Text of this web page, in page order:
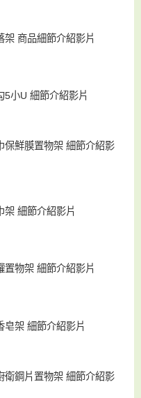
架 商品細節介紹影片
5小U 細節介紹影片
保鮮膜置物架 細節介紹影
架 細節介紹影片
置物架 細節介紹影片
皂架 細節介紹影片
衛鋼片置物架 細節介紹影